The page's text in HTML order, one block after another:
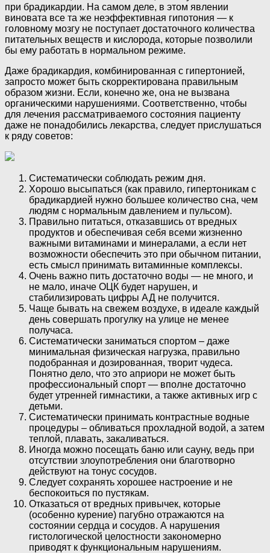
при брадикардии. На самом деле, в этом явлении
виновата все та же неэффективная гипотония — к
головному мозгу не поступает достаточного количества
питательных веществ и кислорода, которые позволили
бы ему работать в нормальном режиме.
Даже брадикардия, комбинированная с гипертонией,
запросто может быть скорректирована правильным
образом жизни. Если, конечно же, она не вызвана
органическими нарушениями. Соответственно, чтобы
для лечения рассматриваемого состояния пациенту
даже не понадобились лекарства, следует прислушаться
к ряду советов:
Систематически соблюдать режим дня.
Хорошо высыпаться (как правило, гипертоникам с
брадикардией нужно большее количество сна, чем
людям с нормальным давлением и пульсом).
Правильно питаться, отказавшись от вредных
продуктов и обеспечивая себя всеми жизненно
важными витаминами и минералами, а если нет
возможности обеспечить это при обычном питании,
есть смысл принимать витаминные комплексы.
Очень важно пить достаточно воды — не много, и
не мало, иначе ОЦК будет нарушен, и
стабилизировать цифры АД не получится.
Чаще бывать на свежем воздухе, в идеале каждый
день совершать прогулку на улице не менее
получаса.
Систематически заниматься спортом – даже
минимальная физическая нагрузка, правильно
подобранная и дозированная, творит чудеса.
Понятно дело, что это априори не может быть
профессиональный спорт — вполне достаточно
будет утренней гимнастики, а также активных игр с
детьми.
Систематически принимать контрастные водные
процедуры – обливаться прохладной водой, а затем
теплой, плавать, закаливаться.
Иногда можно посещать баню или сауну, ведь при
отсутствии злоупотребления они благотворно
действуют на тонус сосудов.
Следует сохранять хорошее настроение и не
беспокоиться по пустякам.
Отказаться от вредных привычек, которые
(особенно курение) пагубно отражаются на
состоянии сердца и сосудов. А нарушения
гистологической целостности закономерно
приводят к функциональным нарушениям.